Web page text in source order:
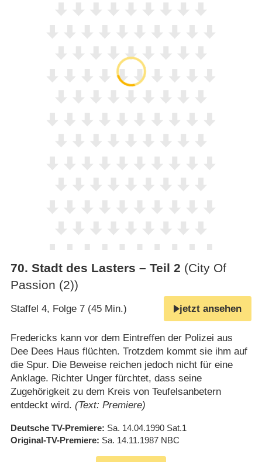
70. Stadt des Lasters – Teil 2 (City Of
Passion (2))
Staffel 4, Folge 7 (45 Min.) jetzt ansehen
Fredericks kann vor dem Eintreffen der Polizei aus
Dee Dees Haus flüchten. Trotzdem kommt sie ihm auf
die Spur. Die Beweise reichen jedoch nicht für eine
Anklage. Richter Unger fürchtet, dass seine
Zugehörigkeit zu dem Kreis von Teufelsanbetern
entdeckt wird. (Text: Premiere)
Deutsche TV-Premiere Sa. 14.04.1990 Sat.1
Original-TV-Premiere Sa. 14.11.1987 NBC